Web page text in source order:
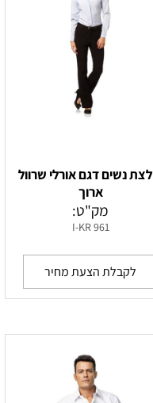
נשים דגם אורלי שרוול
ארוך
מק"ט:
I-KR 961
לקבלת הצעת מחיר